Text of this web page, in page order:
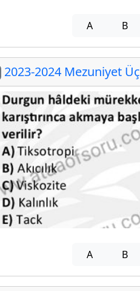
A B
2023-2024 Mezuniyet Üç
A B